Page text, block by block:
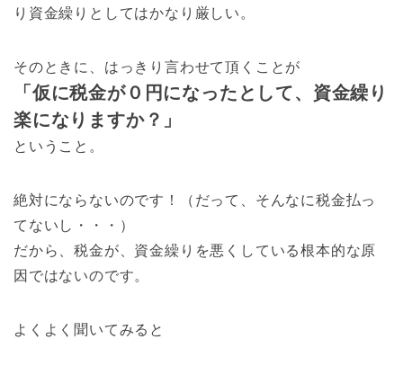
り資金繰りとしてはかなり厳しい。
そのときに、はっきり言わせて頂くことが
「仮に税金が０円になったとして、資金繰り
楽になりますか？」
ということ。
絶対にならないのです！（だって、そんなに税金払っ
てないし・・・）
だから、税金が、資金繰りを悪くしている根本的な原
因ではないのです。
よくよく聞いてみると